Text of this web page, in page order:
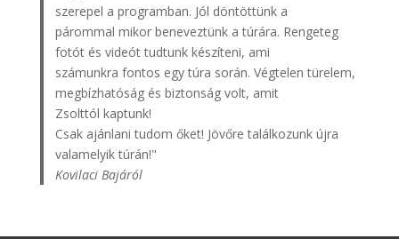
szerepel a programban. Jól döntöttünk a
párommal mikor beneveztünk a túrára. Rengeteg
fotót és videót tudtunk készíteni, ami
számunkra fontos egy túra során. Végtelen türelem,
megbízhatóság és biztonság volt, amit
Zsolttól kaptunk!
Csak ajánlani tudom őket! Jövőre találkozunk újra
valamelyik túrán!"
Kovilaci Bajáról